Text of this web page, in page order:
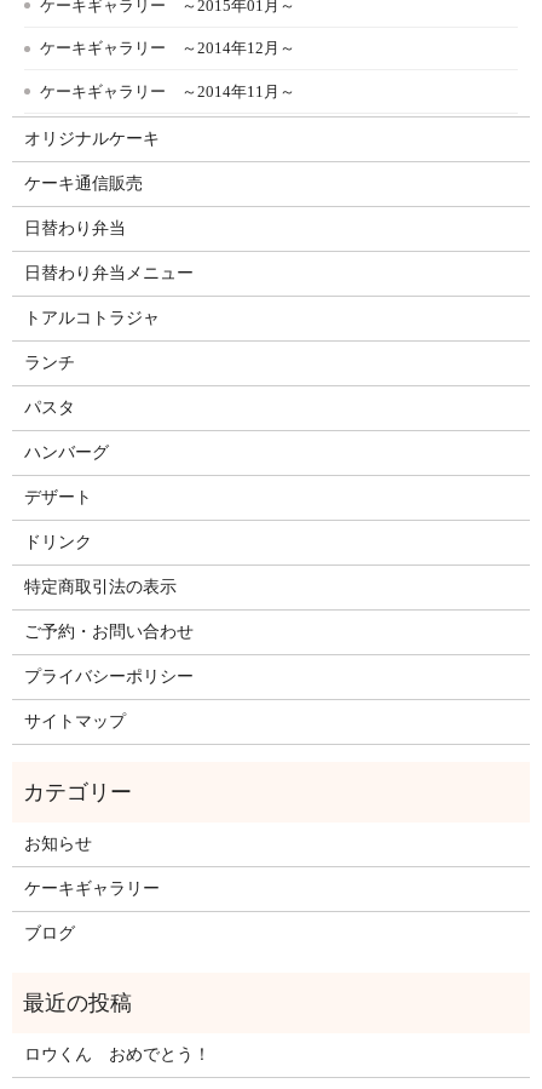
ケーキギャラリー ～2015年01月～
ケーキギャラリー ～2014年12月～
ケーキギャラリー ～2014年11月～
オリジナルケーキ
ケーキ通信販売
日替わり弁当
日替わり弁当メニュー
トアルコトラジャ
ランチ
パスタ
ハンバーグ
デザート
ドリンク
特定商取引法の表示
ご予約・お問い合わせ
プライバシーポリシー
サイトマップ
お知らせ
ケーキギャラリー
ブログ
ロウくん おめでとう！